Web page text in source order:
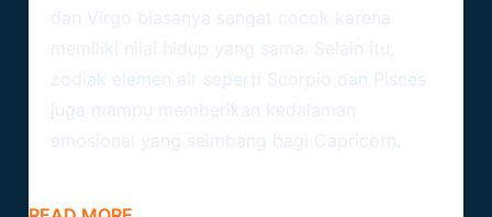
dan Virgo biasanya sangat cocok karena
memiliki nilai hidup yang sama. Selain itu,
zodiak elemen air seperti Scorpio dan Pisces
juga mampu memberikan kedalaman
emosional yang seimbang bagi Capricorn.